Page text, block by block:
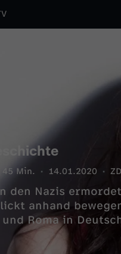
45 Min. 14.01.2020
den Nazis
anhand
Roma in